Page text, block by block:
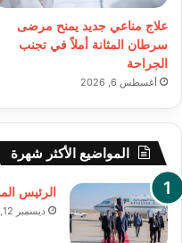
علاج مناعي جديد يمنح مرضى
سرطان المثانة أملاً في تجنب
الجراحة
أغسطس 6, 2026
المواضيع الأكثر شهرة
الرئيس
ديسمبر 12, 2025